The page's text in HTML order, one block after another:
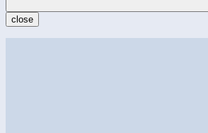
close